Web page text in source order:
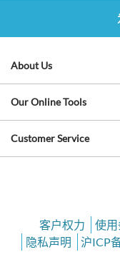
About Us
Our Online Tools
Customer Service
客户权力 使
隐私声明
沪ICP